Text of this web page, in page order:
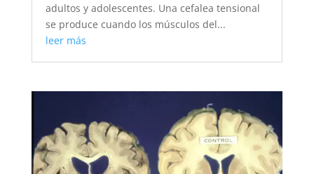
adultos y adolescentes. Una cefalea tensional
se produce cuando los músculos del...
leer más